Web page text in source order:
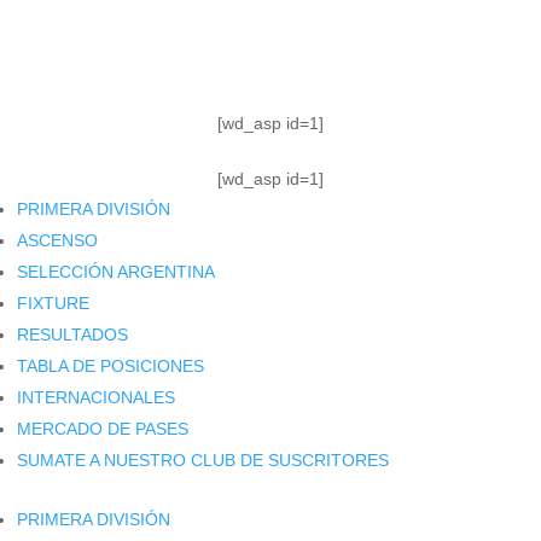
[wd_asp id=1]
[wd_asp id=1]
PRIMERA DIVISIÓN
ASCENSO
SELECCIÓN ARGENTINA
FIXTURE
RESULTADOS
TABLA DE POSICIONES
INTERNACIONALES
MERCADO DE PASES
SUMATE A NUESTRO CLUB DE SUSCRITORES
PRIMERA DIVISIÓN